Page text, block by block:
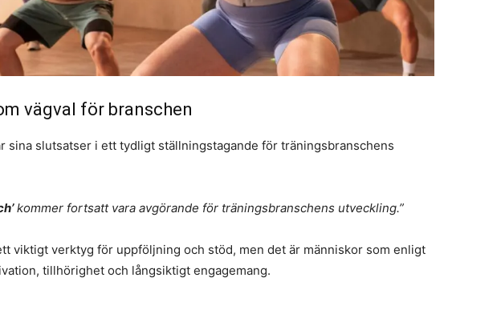
vägval för branschen
sina slutsatser i ett tydligt ställningstagande för träningsbranschens
kommer fortsatt vara avgörande för träningsbranschens utveckling.”
viktigt verktyg för uppföljning och stöd, men det är människor som enligt
tillhörighet och långsiktigt engagemang.